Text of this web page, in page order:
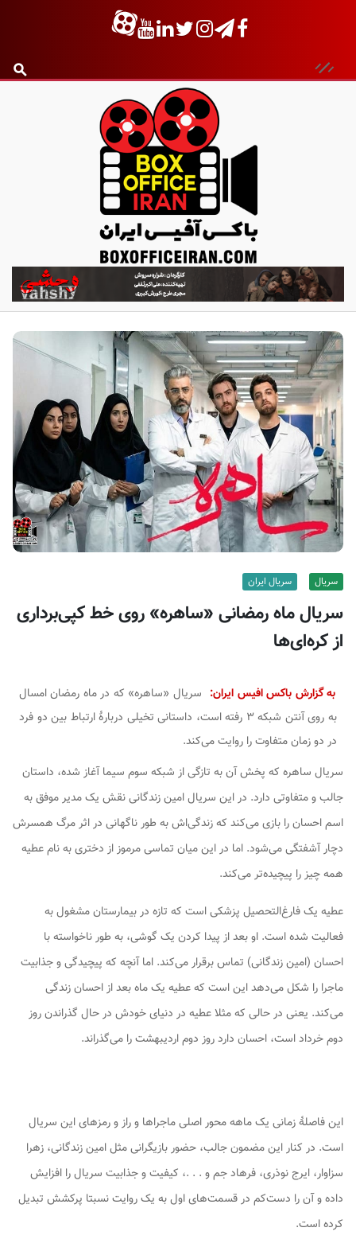
ب
ا
ک
س
آ
ف
ی
س
ا
ی
ر
ن
سریال سریال ایران
سریال ماه رمضانی «ساهره» روی خط کپی‌برداری
از کره‌ای‌ها
به گزارش باکس افیس ایران: سریال «ساهره» که در ماه رمضان امسال
به روی آنتن شبکه ۳ رفته است، داستانی تخیلی دربارۀ ارتباط بین دو فرد
در دو زمان متفاوت را روایت می‌کند.
سریال ساهره که پخش آن به تازگی از شبکه سوم سیما آغاز شده، داستان
جالب و متفاوتی دارد. در این سریال امین زندگانی نقش یک مدیر موفق به
اسم احسان را بازی می‌کند که زندگی‌اش به طور ناگهانی در اثر مرگ همسرش
دچار آشفتگی می‌شود. اما در این میان تماسی مرموز از دختری به نام عطیه
همه چیز را پیچیده‌تر می‌کند.
عطیه یک فارغ‌التحصیل پزشکی است که تازه در بیمارستان مشغول به
فعالیت شده است. او بعد از پیدا کردن یک گوشی، به طور ناخواسته با
احسان (امین زندگانی) تماس برقرار می‌کند. اما آنچه که پیچیدگی و جذابیت
ماجرا را شکل می‌دهد این است که عطیه یک ماه بعد از احسان زندگی
می‌کند. یعنی در حالی که مثلا عطیه در دنیای خودش در حال گذراندن روز
دوم خرداد است، احسان دارد روز دوم اردیبهشت را می‌گذراند.
این فاصلۀ زمانی یک ماهه محور اصلی ماجراها و راز و رمزهای این سریال
است. در کنار این مضمون جالب، حضور بازیگرانی مثل امین زندگانی، زهرا
سزاوار، ایرج نوذری، فرهاد جم و . . .، کیفیت و جذابیت سریال را افزایش
داده و آن را دست‌کم در قسمت‌های اول به یک روایت نسبتا پرکشش تبدیل
کرده است.